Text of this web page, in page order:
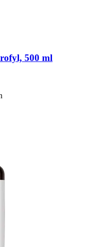
500 ml